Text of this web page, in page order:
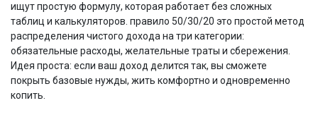
ищут простую формулу, которая работает без сложных
таблиц и калькуляторов. правило 50/30/20 это простой метод
распределения чистого дохода на три категории:
обязательные расходы, желательные траты и сбережения
Идея проста: если ваш доход делится так, вы сможете
покрыть базовые нужды, жить комфортно и одновременно
копить.